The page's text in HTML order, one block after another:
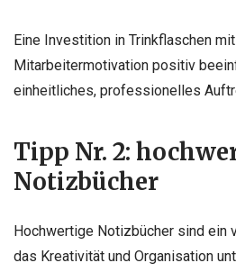
Eine Investition in Trinkflaschen
Mitarbeitermotivation positiv
einheitliches, professionelles
Tipp Nr. 2:
Notizbücher
Hochwertige Notizbücher sind ein
das Kreativität und Organisation